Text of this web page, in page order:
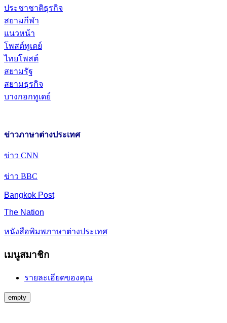
ประชาชาติธุรกิจ
สยามกีฬา
แนวหน้า
โพสต์ทูเดย์
ไทยโพสต์
สยามรัฐ
สยามธุรกิจ
บางกอกทูเดย์
ข่าวภาษาต่างประเทศ
ข่าว CNN
ข่าว BBC
Bangkok Post
The Nation
หนังสือพิมพภาษาต่างประเทศ
เมนูสมาชิก
รายละเอียดของคุณ
empty